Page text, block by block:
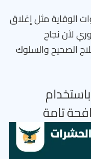
الوقاية مثل إغلاق
لأن نجاح
الصحيح والسلوك
تامة